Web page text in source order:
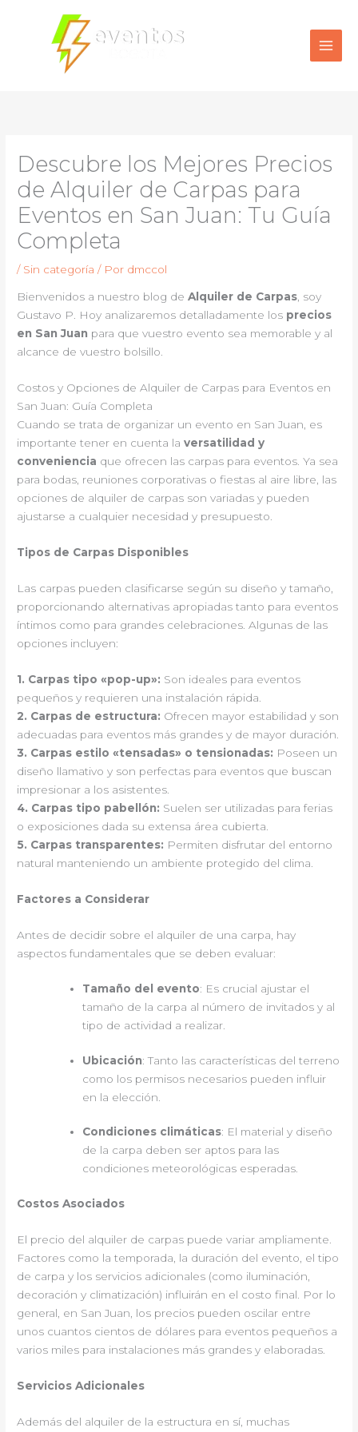
contenido
Descubre los Mejores Precios
de Alquiler de Carpas para
Eventos en San Juan: Tu Guía
Completa
/ Sin categoría / Por dmccol
Bienvenidos a nuestro blog deAlquiler de Carpas, soy
Gustavo P. Hoy analizaremos detalladamente los precios
en San Juan para que vuestro evento sea memorable y al
alcance de vuestro bolsillo.
Costos y Opciones de Alquiler de Carpas para Eventos en
San Juan: Guía Completa
Cuando se trata de organizar un evento en San Juan, es
importante tener en cuenta laversatilidad y
conveniencia que ofrecen las carpas para eventos. Ya sea
para bodas, reuniones corporativas o fiestas al aire libre, las
opciones de alquiler de carpas son variadas y pueden
ajustarse a cualquier necesidad y presupuesto.
Tipos de Carpas Disponibles
Las carpas pueden clasificarse según su diseño y tamaño,
proporcionando alternativas apropiadas tanto para eventos
íntimos como para grandes celebraciones. Algunas de las
opciones incluyen:
1. Carpas tipo «pop-up»: Son ideales para eventos
pequeños y requieren una instalación rápida.
2. Carpas de estructura: Ofrecen mayor estabilidad y son
adecuadas para eventos más grandes y de mayor duración.
3. Carpas estilo «tensadas» o tensionadas: Poseen un
diseño llamativo y son perfectas para eventos que buscan
impresionar a los asistentes.
4. Carpas tipo pabellón: Suelen ser utilizadas para ferias
o exposiciones dada su extensa área cubierta.
5. Carpas transparentes: Permiten disfrutar del entorno
natural manteniendo un ambiente protegido del clima.
Factores a Considerar
Antes de decidir sobre el alquiler de una carpa, hay
aspectos fundamentales que se deben evaluar:
Tamaño del evento: Es crucial ajustar el
tamaño de la carpa al número de invitados y al
tipo de actividad a realizar.
Ubicación: Tanto las características del terreno
como los permisos necesarios pueden influir
en la elección.
Condiciones climáticas: El material y diseño
de la carpa deben ser aptos para las
condiciones meteorológicas esperadas.
Costos Asociados
El precio del alquiler de carpas puede variar ampliamente.
Factores como la temporada, la duración del evento, el tipo
de carpa y los servicios adicionales (como iluminación,
decoración y climatización) influirán en el costo final. Por lo
general, en San Juan, los precios pueden oscilar entre
unos cuantos cientos de dólares para eventos pequeños a
varios miles para instalaciones más grandes y elaboradas.
Servicios Adicionales
Además del alquiler de la estructura en sí, muchas